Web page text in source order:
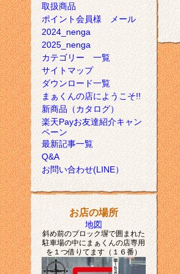
取扱商品
ポイント会員様 メール
2024_nenga
2025_nenga
カテゴリー 一覧
サイトマップ
ダウンロード一覧
まぁくんの店にようこそ!!
新商品（カタログ）
楽天Payお友達紹介キャン
ペーン
最新記事一覧
Q&A
お問い合わせ(LINE）
お店の場所
地図
斜め前のブロック塀で囲まれた
駐車場の中にまぁくんの店専用
を１つ借りてます（１６番）